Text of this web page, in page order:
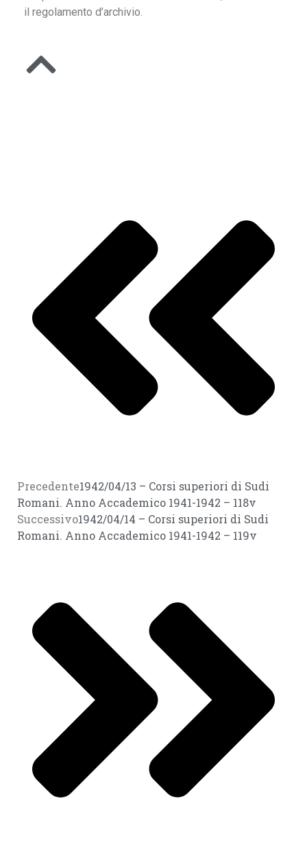
il regolamento d’archivio.
Precedente1942/04/13 – Corsi superiori di Sudi
Romani. Anno Accademico 1941-1942 – 118v
Successivo1942/04/14 – Corsi superiori di Sudi
Romani. Anno Accademico 1941-1942 – 119v